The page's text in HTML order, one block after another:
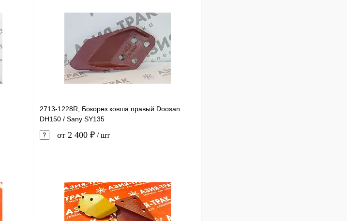
2713-1228R, Бокорез ковша правый Doosan
DH150 / Sany SY135
от 2 400 ₽ / шт
Купить в 1 клик Сравнение
В избранное В наличии